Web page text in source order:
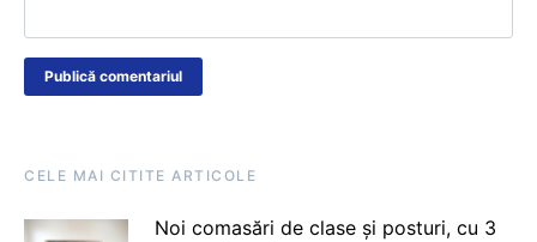
CELE MAI CITITE ARTICOLE
Noi comasări de clase și posturi, cu 3